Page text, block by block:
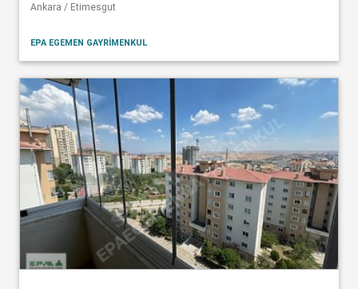
Ankara / Etimesgut
EPA EGEMEN GAYRİMENKUL